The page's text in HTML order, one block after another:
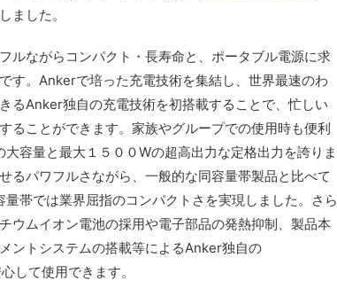
ました。
ルながらコンパクト・長寿命と、ポータブル電源に求
す。Ankerで培った充電技術を集結し、世界最速のわ
るAnker独自の充電技術を初搭載することで、忙しい
ることができます。家族やグループでの使用時も便利
容量と最大１５００Wの超高出力な定格出力を誇りま
るパワフルさながら、一般的な同容量帯製品と比べて
帯では業界屈指のコンパクトさを実現しました。さら
ウムイオン電池の採用や電子部品の発熱抑制、製品本
ントシステムの搭載等によるAnker独自の
して使用できます。